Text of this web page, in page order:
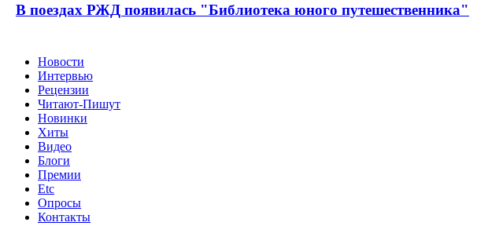
В поездах РЖД появилась "Библиотека юного путешественника"
Новости
Интервью
Рецензии
Читают-Пишут
Новинки
Хиты
Видео
Блоги
Премии
Etc
Опросы
Контакты